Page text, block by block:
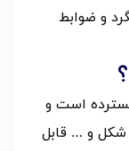
و ضوابط
است و
شکل و … قابل